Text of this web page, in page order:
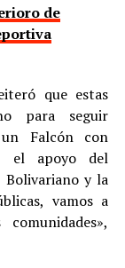
de
que estas
para seguir
Falcón con
el apoyo del
y la
vamos a